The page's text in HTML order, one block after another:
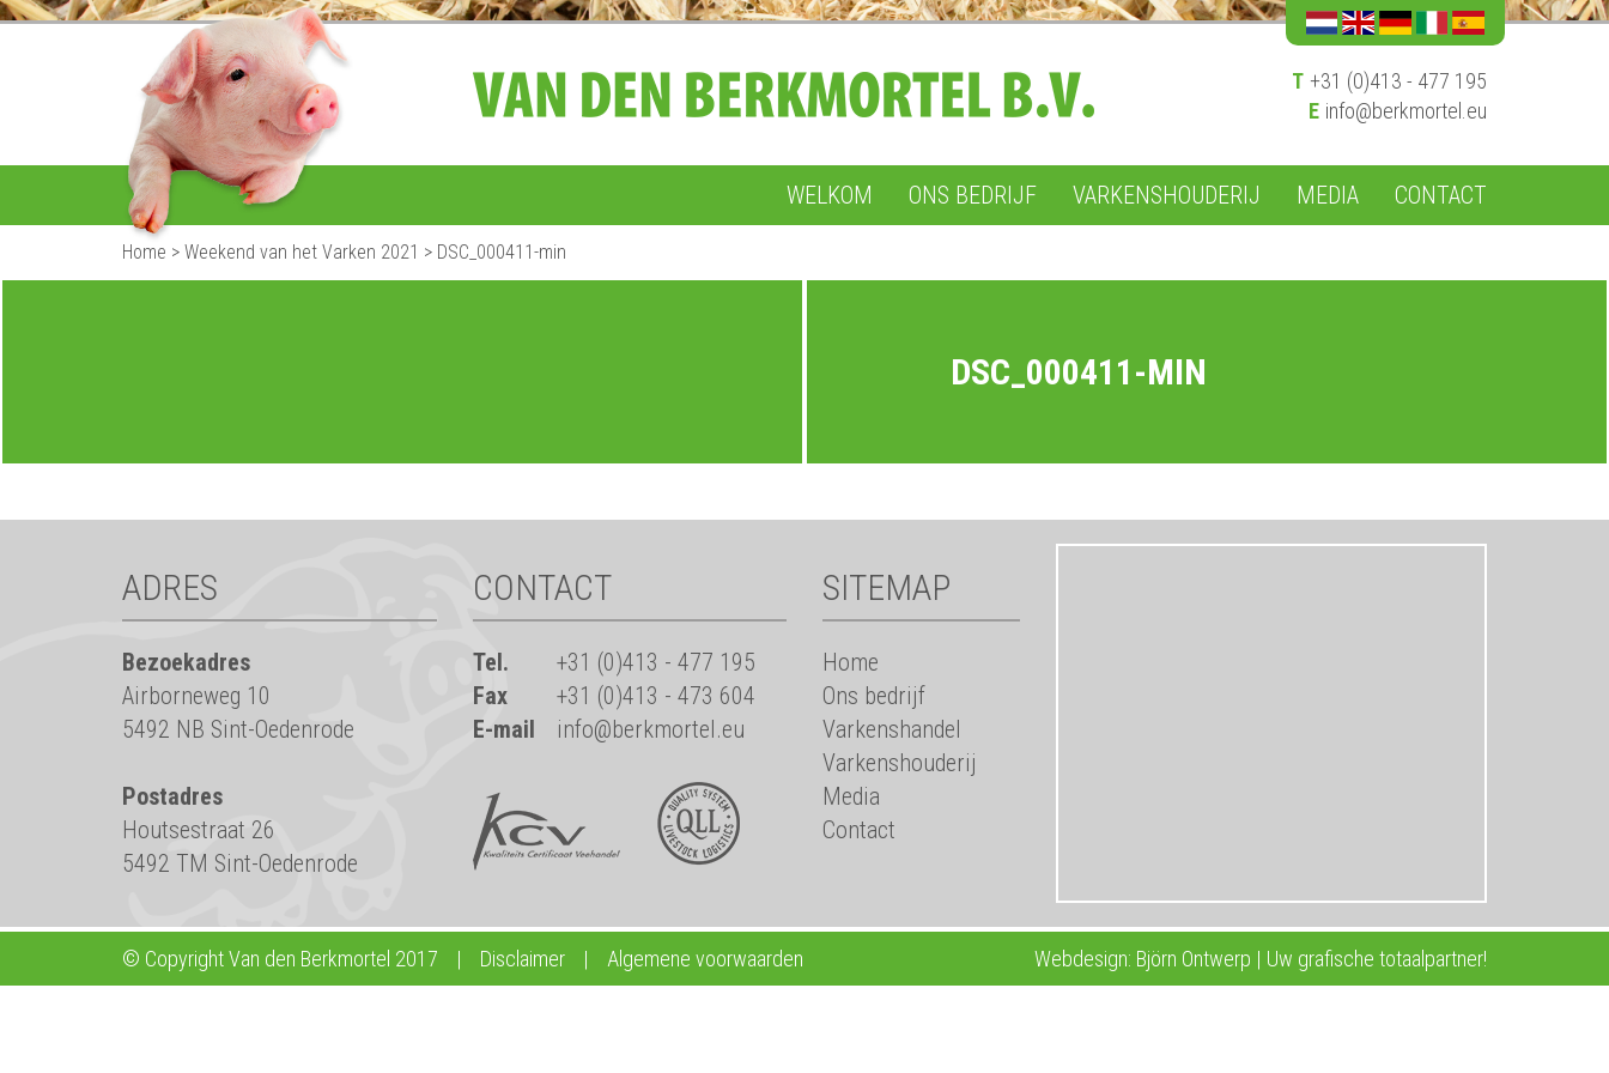
T +31 (0)413 - 477 195
E info@berkmortel.eu
WELKOM ONS BEDRIJF VARKENSHOUDERIJ MEDIA CONTACT
Home > Weekend van het Varken 2021 > DSC_000411-min
DSC_000411-MIN
ADRES
Bezoekadres
Airborneweg 10
5492 NB Sint-Oedenrode
Postadres
Houtsestraat 26
5492 TM Sint-Oedenrode
CONTACT
Tel.
+31 (0)413 - 477 195
Fax
+31 (0)413 - 473 604
E-mail
info@berkmortel.eu
SITEMAP
Home
Ons bedrijf
Varkenshandel
Varkenshouderij
Media
Contact
© Copyright Van den Berkmortel 2017 | Disclaimer | Algemene voorwaarden Webdesign: Björn Ontwerp | Uw grafische totaalpartner!